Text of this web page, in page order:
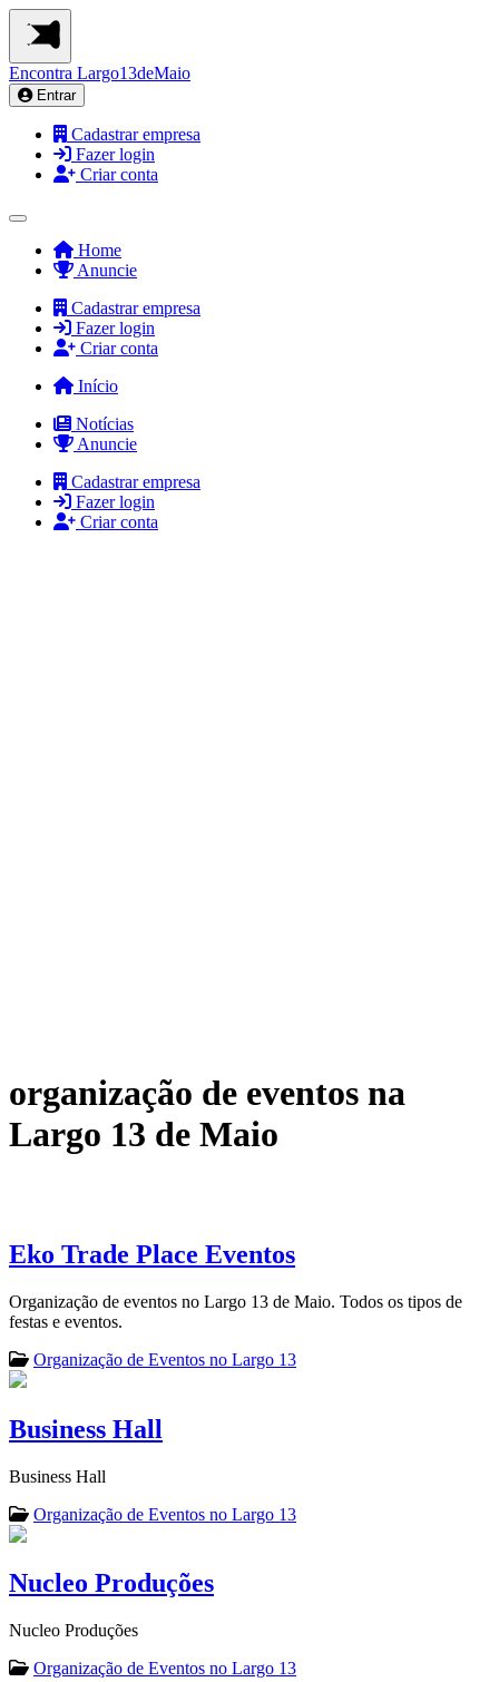
Encontra Largo13deMaio
Entrar
Cadastrar empresa
Fazer login
Criar conta
Home
Anuncie
Cadastrar empresa
Fazer login
Criar conta
Início
Notícias
Anuncie
Cadastrar empresa
Fazer login
Criar conta
organização de eventos na
Largo 13 de Maio
Eko Trade Place Eventos
Organização de eventos no Largo 13 de Maio. Todos os tipos de
festas e eventos.
Organização de Eventos no Largo 13
Business Hall
Business Hall
Organização de Eventos no Largo 13
Nucleo Produções
Nucleo Produções
Organização de Eventos no Largo 13